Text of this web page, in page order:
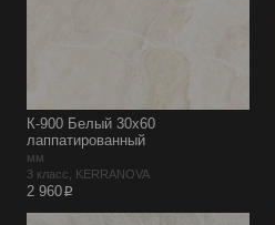
К-900 Белый 30х60
лаппатированный
мм
3 класс, KERRANOVA
2 960p